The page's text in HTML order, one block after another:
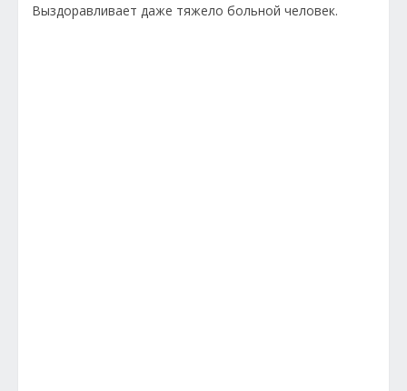
Выздоравливает даже тяжело больной человек.